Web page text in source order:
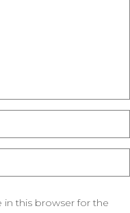
in this browser for the